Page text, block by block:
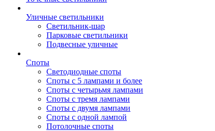
Уличные светильники
Светильник-шар
Парковые светильники
Подвесные уличные
Споты
Светодиодные споты
Споты с 5 лампами и более
Споты с четырьмя лампами
Споты с тремя лампами
Споты с двумя лампами
Споты с одной лампой
Потолочные споты